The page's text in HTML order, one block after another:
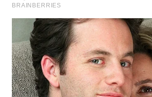
WN
SEMARANG
WN
SOLO
WN